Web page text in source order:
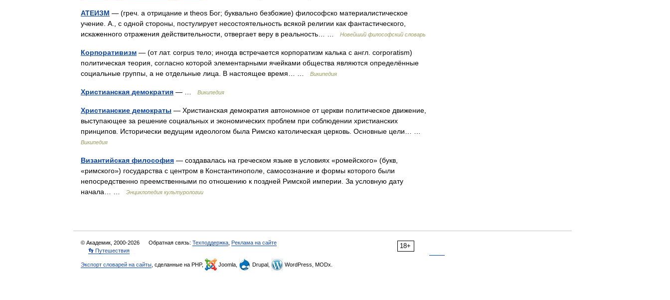
АТЕИЗМ — (греч. а отрицание и theos Бог; буквально безбожие) философско материалистическое
учение. А., с одной стороны, постулирует несостоятельность всякой религии как фантастического,
искаженного отражения действительности, отвергает веру в реальность… …
Новейший философский словарь
Корпоративизм — (от лат. corpus тело; иногда встречается корпоратизм калька с англ. corporatism)
политическая теория, согласно которой элементарными ячейками общества являются определённые
социальные группы, а не отдельные лица. В настоящее время… …
Википедия
Христианская демократия — … Википедия
Христианские демократы — Христианская демократия автономное от церкви политическое движение,
выступающее за решение социальных и экономических проблем при соблюдении христианских
принципов. Исторически ведущим идеологом была Римско католическая церковь. Основные цели… …
Википедия
Византийская философия — создавалась на греческом языке в условиях «ромейского» (букв,
«римского») государства с центром в Константинополе, самосознание и формы которого были
непосредственно преемственными по отношению к поздней Римской империи. За условную дату
начала… …
Энциклопедия культурологии
18+
© Академик, 2000-2026 Обратная связь: Техподдержка Реклама на сайте
👣 Путешествия
Экспорт словарей на сайты , сделанные на PHP, Joomla, Drupal, WordPress, MODx.